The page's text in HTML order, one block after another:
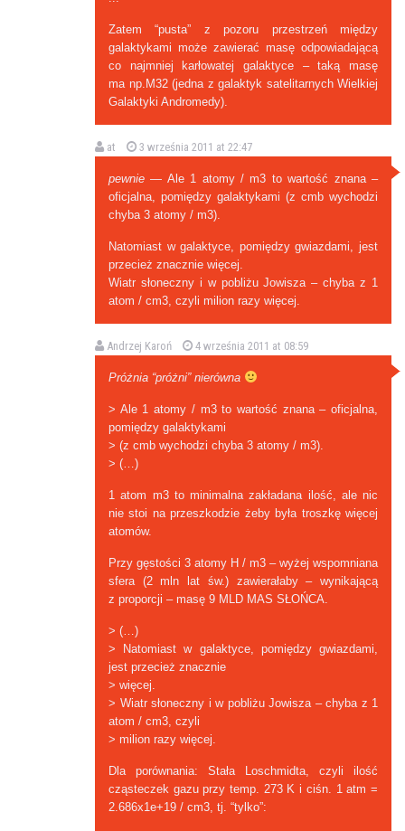
Zatem “pusta” z pozoru przestrzeń między
galaktykami może zawierać masę odpowiadającą
co najmniej karłowatej galaktyce – taką masę
ma np.M32 (jedna z galaktyk satelitarnych Wielkiej
Galaktyki Andromedy).
at 3 września 2011 at 22:47
pewnie — Ale 1 atomy / m3 to wartość znana –
oficjalna, pomiędzy galaktykami (z cmb wychodzi
chyba 3 atomy / m3).
Natomiast w galaktyce, pomiędzy gwiazdami, jest
przecież znacznie więcej.
Wiatr słoneczny i w pobliżu Jowisza – chyba z 1
atom / cm3, czyli milion razy więcej.
Andrzej Karoń 4 września 2011 at 08:59
Próżnia “próżni” nierówna
> Ale 1 atomy / m3 to wartość znana – oficjalna,
pomiędzy galaktykami
> (z cmb wychodzi chyba 3 atomy / m3).
> (…)
1 atom m3 to minimalna zakładana ilość, ale nic
nie stoi na przeszkodzie żeby była troszkę więcej
atomów.
Przy gęstości 3 atomy H / m3 – wyżej wspomniana
sfera (2 mln lat św.) zawierałaby – wynikającą
z proporcji – masę 9 MLD MAS SŁOŃCA.
> (…)
> Natomiast w galaktyce, pomiędzy gwiazdami,
jest przecież znacznie
> więcej.
> Wiatr słoneczny i w pobliżu Jowisza – chyba z 1
atom / cm3, czyli
> milion razy więcej.
Dla porównania: Stała Loschmidta, czyli ilość
cząsteczek gazu przy temp. 273 K i ciśn. 1 atm =
2.686x1e+19 / cm3, tj. “tylko”: